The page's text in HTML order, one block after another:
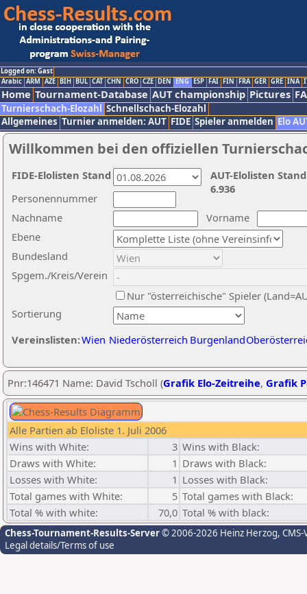
Logged on: Gast
Arabic ARM AZE BIH BUL CAT CHN CRO CZE DEN ENG ESP FAI FIN FRA GER GRE INA
Home Tournament-Database AUT championship Pictures
Turnierschach-Elozahl Schnellschach-Elozahl
Allgemeines Turnier anmelden: AUT FIDE Spieler anmelden Elo
Willkommen bei den offiziellen
Nachname
Vorname
Ebene
Sortierung
Personennummer
Bundesland
Spgem./Kreis/Verein
Nur "österreichische" Spieler
Vereinslisten:Wien Niederösterreich Burgenland
AUT-Elolisten
6.936
FIDE-Elolisten Stand
Pnr:146471 Name: David Tscholl (Grafik Elo-Zeitreihe, Grafik
Alle Partien ab Eloliste 1. Juli 2006
Wins with White:
3 Wins with Black:
Draws with White:
1 Draws with Black:
Losses with White:
1 Losses with Black:
Total games with White:
5 Total games with Black:
Total % with white:
70,0 Total % with black:
Chess-Tournament-Results-Server© 2006-2026 Heinz Herzog,
Legal details/Terms of use